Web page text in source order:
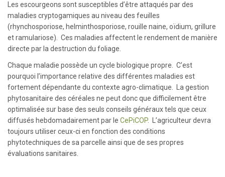
Les escourgeons sont susceptibles d’être attaqués par des
maladies cryptogamiques au niveau des feuilles
(rhynchosporiose, helminthosporiose, rouille naine, oïdium, grillure
et ramulariose). Ces maladies affectent le rendement de manière
directe par la destruction du foliage.
Chaque maladie possède un cycle biologique propre. C’est
pourquoi l’importance relative des différentes maladies est
fortement dépendante du contexte agro-climatique. La gestion
phytosanitaire des céréales ne peut donc que difficilement être
optimalisée sur base des seuls conseils généraux tels que ceux
diffusés hebdomadairement par le CePiCOP. L’agriculteur devra
toujours utiliser ceux-ci en fonction des conditions
phytotechniques de sa parcelle ainsi que de ses propres
évaluations sanitaires.